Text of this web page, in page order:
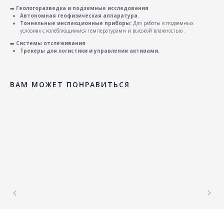
➡️ Геологоразведка и подземные исследования
Автономная геофизическая аппаратура.
Тоннельные инспекционные приборы: Для работы в подземных
условиях с колеблющимися температурами и высокой влажностью .
➡️ Системы отслеживания
Трекеры для логистики и управления активами.
ВАМ МОЖЕТ ПОНРАВИТЬСЯ